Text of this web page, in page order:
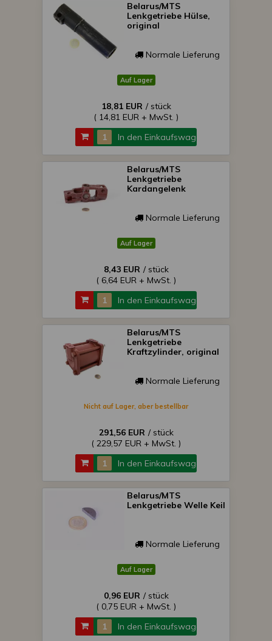
Belarus/MTS
Lenkgetriebe Hülse,
original
Normale Lieferung
Auf Lager
18,81 EUR / stück
( 14,81 EUR + MwSt. )
In den Einkaufswagen
Belarus/MTS
Lenkgetriebe
Kardangelenk
Normale Lieferung
Auf Lager
8,43 EUR / stück
( 6,64 EUR + MwSt. )
In den Einkaufswagen
Belarus/MTS
Lenkgetriebe
Kraftzylinder, original
Normale Lieferung
Nicht auf Lager, aber bestellbar
291,56 EUR / stück
( 229,57 EUR + MwSt. )
In den Einkaufswagen
Belarus/MTS
Lenkgetriebe Welle Keil
Normale Lieferung
Auf Lager
0,96 EUR / stück
( 0,75 EUR + MwSt. )
In den Einkaufswagen